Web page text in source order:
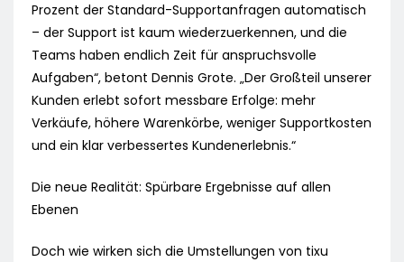
Prozent der Standard-Supportanfragen automatisch
– der Support ist kaum wiederzuerkennen, und die
Teams haben endlich Zeit für anspruchsvolle
Aufgaben“, betont Dennis Grote. „Der Großteil unserer
Kunden erlebt sofort messbare Erfolge: mehr
Verkäufe, höhere Warenkörbe, weniger Supportkosten
und ein klar verbessertes Kundenerlebnis.“
Die neue Realität: Spürbare Ergebnisse auf allen
Ebenen
Doch wie wirken sich die Umstellungen von tixu